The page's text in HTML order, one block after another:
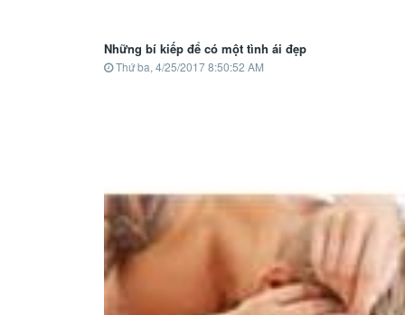
Những bí kiếp để có một tình ái đẹp
Thứ ba, 4/25/2017 8:50:52 AM